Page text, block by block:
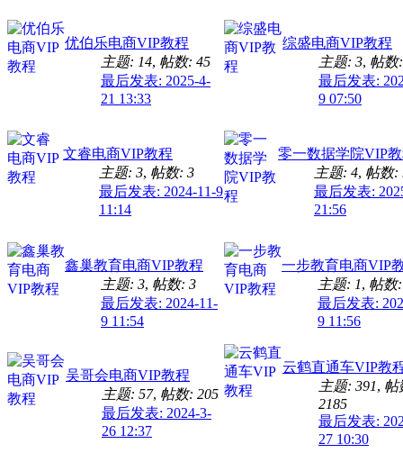
优伯乐电商VIP教程
主题: 14, 帖数: 45
最后发表: 2025-4-
21 13:33
综盛电商VIP教程
主题: 3, 帖数
最后发表:
9 07:50
文睿电商VIP教程
主题: 3, 帖数: 3
最后发表: 2024-11-9
11:14
零一数据学院VIP
主题: 4, 帖数:
最后发表:
21:56
鑫巢教育电商VIP教程
主题: 3, 帖数: 3
最后发表: 2024-11-
9 11:54
一步教育电商VIP
主题: 1, 帖数
最后发表:
9 11:56
吴哥会电商VIP教程
主题: 57, 帖数: 205
最后发表: 2024-3-
26 12:37
云鹤直通车VIP教
主题: 391, 帖
2185
最后发表:
27 10:30